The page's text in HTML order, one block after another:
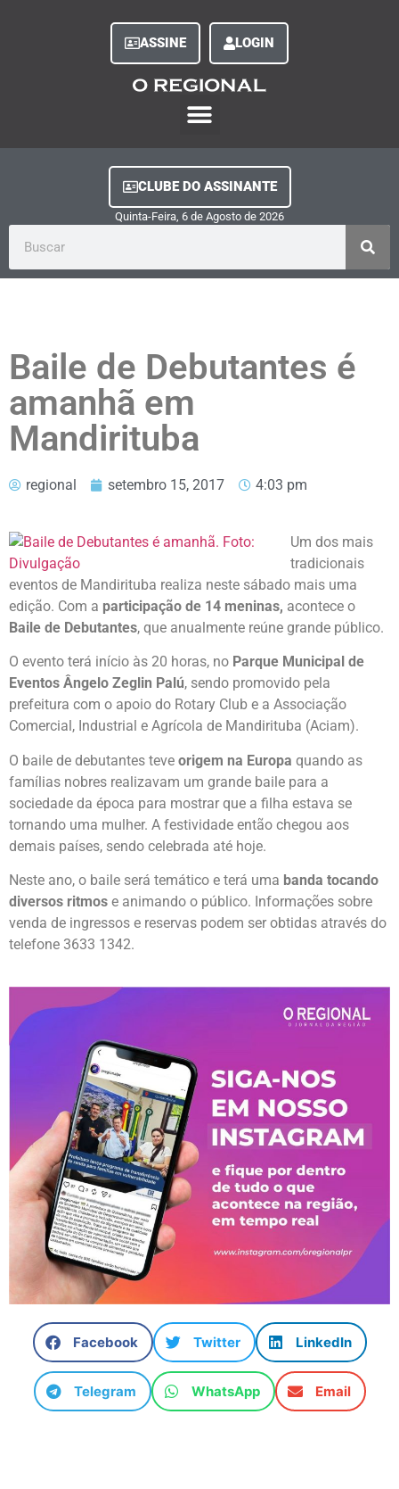
ASSINE LOGIN
CLUBE DO ASSINANTE
Quinta-Feira, 6 de Agosto de 2026
Baile de Debutantes é
amanhã em
Mandirituba
regional setembro 15, 2017 4:03 pm
Um dos mais
tradicionais
eventos de Mandirituba realiza neste sábado mais uma
edição. Com a participação de 14 meninas, acontece o
Baile de Debutantes, que anualmente reúne grande público.
O evento terá início às 20 horas, no Parque Municipal de
Eventos Ângelo Zeglin Palú, sendo promovido pela
prefeitura com o apoio do Rotary Club e a Associação
Comercial, Industrial e Agrícola de Mandirituba (Aciam).
O baile de debutantes teve origem na Europa quando as
famílias nobres realizavam um grande baile para a
sociedade da época para mostrar que a filha estava se
tornando uma mulher. A festividade então chegou aos
demais países, sendo celebrada até hoje.
Neste ano, o baile será temático e terá uma banda tocando
diversos ritmos e animando o público. Informações sobre
venda de ingressos e reservas podem ser obtidas através do
telefone 3633 1342.
Facebook Twitter LinkedIn
Telegram WhatsApp Email